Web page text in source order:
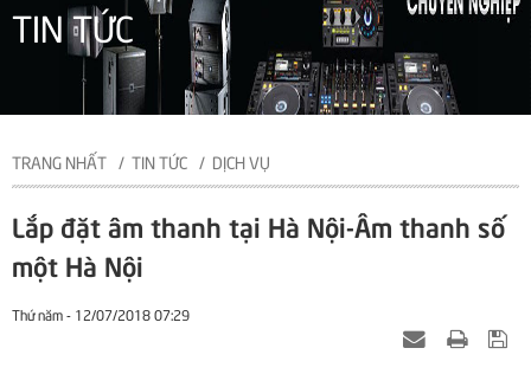
TIN TỨC
TRANG NHẤT TIN TỨC DỊCH VỤ
Lắp đặt âm thanh tại Hà Nội-Âm thanh số
một Hà Nội
Thứ năm - 12/07/2018 07:29